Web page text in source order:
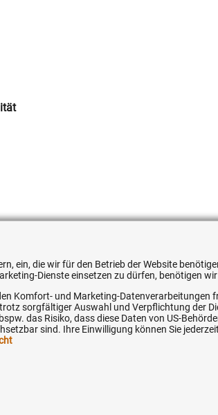
,EAN: 4051354554349
Hilfe & Service Ihre
ein, die wir für den Betrieb der Website
Dienste einsetzen zu dürfen, benötigen
Komfort- und Marketing-
trotz sorgfältiger Auswahl und Verpflichtung
das Risiko, dass diese Daten von US-
sind. Ihre Einwilligung können Sie